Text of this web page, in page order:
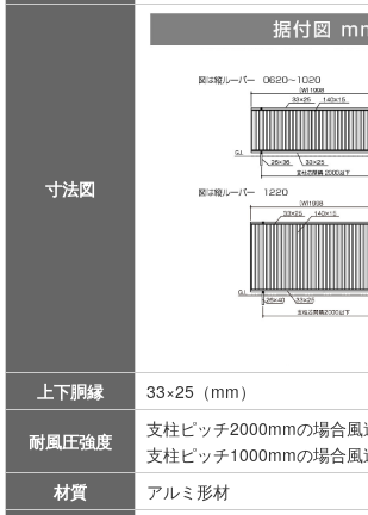
寸法図
上下胴縁 33×25（mm）
耐風圧強度
支柱ピッチ2000mmの場合風
支柱ピッチ1000mmの場合風
材質
アルミ形材